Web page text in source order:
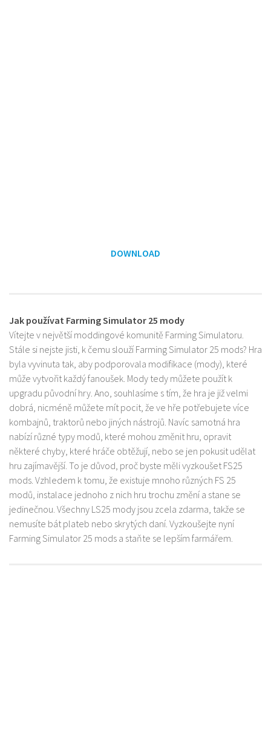
DOWNLOAD
Jak používat Farming Simulator 25 mody
Vítejte v největší moddingové komunitě Farming Simulatoru.
Stále si nejste jisti, k čemu slouží Farming Simulator 25 mods? Hra
byla vyvinuta tak, aby podporovala modifikace (mody), které
může vytvořit každý fanoušek. Mody tedy můžete použít k
upgradu původní hry. Ano, souhlasíme s tím, že hra je již velmi
dobrá, nicméně můžete mít pocit, že ve hře potřebujete více
kombajnů, traktorů nebo jiných nástrojů. Navíc samotná hra
nabízí různé typy modů, které mohou změnit hru, opravit
některé chyby, které hráče obtěžují, nebo se jen pokusit udělat
hru zajímavější. To je důvod, proč byste měli vyzkoušet FS25
mods. Vzhledem k tomu, že existuje mnoho různých FS 25
modů, instalace jednoho z nich hru trochu změní a stane se
jedinečnou. Všechny LS25 mody jsou zcela zdarma, takže se
nemusíte bát plateb nebo skrytých daní. Vyzkoušejte nyní
Farming Simulator 25 mods a staňte se lepším farmářem.